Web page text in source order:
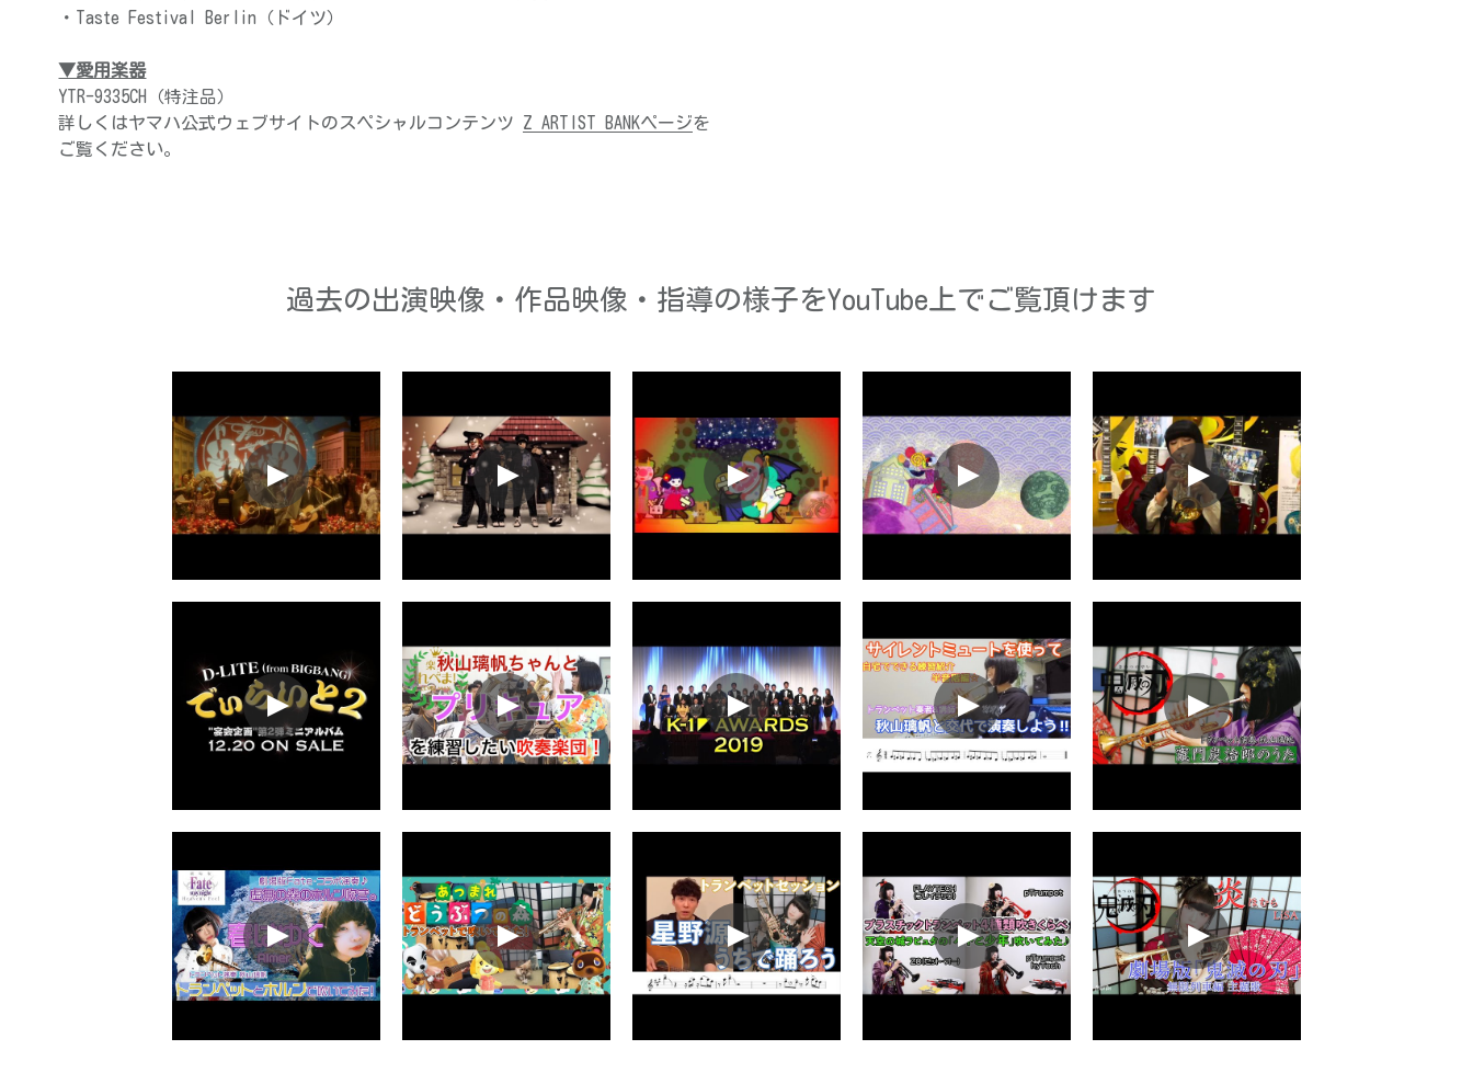
・新宿伊勢丹主催 『
大人のお花見
▼愛用楽器
YTR-9335CH（特注品）
詳しくはヤマハ公式ウェブサイトのスペシャルコンテンツ Z ARTIST BANKページ
過去の出演映像・作品映像・指導の様子をYouTube上でご覧頂けます